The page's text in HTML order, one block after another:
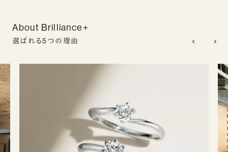
About Brilliance+
選ばれる5つの理由